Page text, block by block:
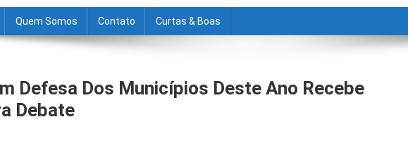
Quem Somos Contato Curtas & Boas
Defesa Dos Municípios Deste Ano Recebe
Debate